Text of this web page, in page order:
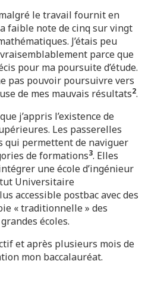
le travail fournit en
faible note de cinq sur vingt
J’étais peu
parce que
pour ma poursuite d’étude.
pas pouvoir poursuivre vers
de mes mauvais résultats2.
j’appris l’existence de
Les passerelles
qui permettent de naviguer
de formations3. Elles
une école d’ingénieur
Universitaire
accessible postbac avec des
« traditionnelle » des
écoles.
et après plusieurs mois de
mon baccalauréat.